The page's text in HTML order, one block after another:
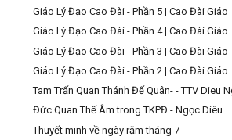
Giáo Lý Đạo Cao Đài - Phần 5 | Cao Đài Giáo
Giáo Lý Đạo Cao Đài - Phần 4 | Cao Đài Giáo
Giáo Lý Đạo Cao Đài - Phần 3 | Cao Đài Giáo
Giáo Lý Đạo Cao Đài - Phần 2 | Cao Đài Giáo
Tam Trấn Quan Thánh Đế Quân- - TTV Dieu
Đức Quan Thế Âm trong TKPĐ - Ngọc Diêu
Thuyết minh về ngày răm tháng 7